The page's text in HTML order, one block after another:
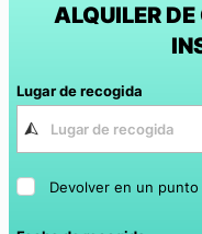
ALQUILER
Lugar de recogida
Devolver en un